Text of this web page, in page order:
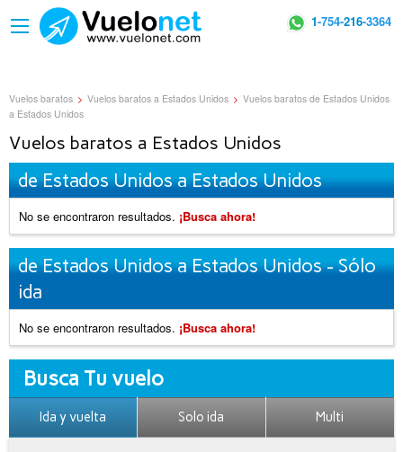
1-754-216-3364
Vuelos baratos > Vuelos baratos a Estados Unidos > Vuelos baratos de Estados Unidos
a Estados Unidos
Vuelos baratos a Estados Unidos
de Estados Unidos a Estados Unidos
No se encontraron resultados. ¡Busca ahora!
de Estados Unidos a Estados Unidos - Sólo
ida
No se encontraron resultados. ¡Busca ahora!
Busca Tu vuelo
Ida y vuelta Solo ida Multi